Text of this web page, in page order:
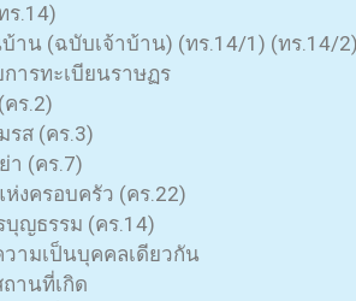
ร.14)
าน (ฉบับเจ้าบ้าน) (ทร.14/1) (ทร.14/
ารทะเบียนราษฏร
ร.2)
รส (คร.3)
า (คร.7)
งครอบครัว (คร.22)
บุญธรรม (คร.14)
ามเป็นบุคคลเดียวกัน
านที่เกิด